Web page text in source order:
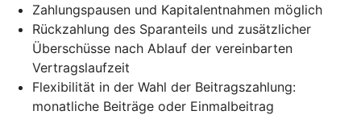
Zahlungspausen und Kapitalentnahmen möglich
Rückzahlung des Sparanteils und zusätzlicher
Überschüsse nach Ablauf der vereinbarten
Vertragslaufzeit
Flexibilität in der Wahl der Beitragszahlung:
monatliche Beiträge oder Einmalbeitrag